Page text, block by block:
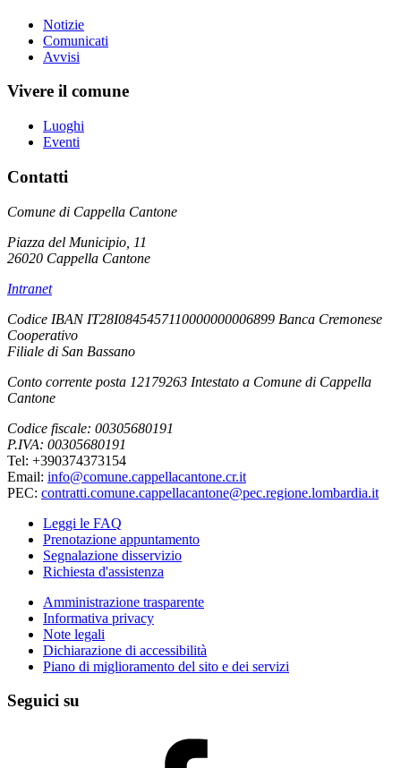
Notizie
Comunicati
Avvisi
Vivere il comune
Luoghi
Eventi
Contatti
Comune di Cappella Cantone
Piazza del Municipio, 11
26020 Cappella Cantone
Intranet
Codice IBAN IT28I0845457110000000006899 Banca Cremonese
Cooperativo
Filiale di San Bassano
Conto corrente posta 12179263 Intestato a Comune di Cappella
Cantone
Codice fiscale: 00305680191
P.IVA: 00305680191
Tel: +390374373154
Email: info@comune.cappellacantone.cr.it
PEC: contratti.comune.cappellacantone@pec.regione.lombardia.it
Leggi le FAQ
Prenotazione appuntamento
Segnalazione disservizio
Richiesta d'assistenza
Amministrazione trasparente
Informativa privacy
Note legali
Dichiarazione di accessibilità
Piano di miglioramento del sito e dei servizi
Seguici su